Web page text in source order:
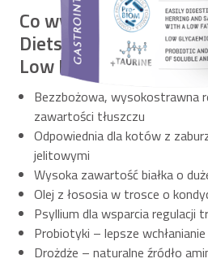
Co wyróżnia karmę
Diets Cat Grain-free
Low Fat?
Bezzbożowa, wysokostrawna
zawartości tłuszczu
Odpowiednia dla kotów z
jelitowymi
Wysoka zawartość białka o
Olej z łososia w trosce o
Psyllium dla wsparcia regulacji
Probiotyki – lepsze
Drożdże – naturalne źródło